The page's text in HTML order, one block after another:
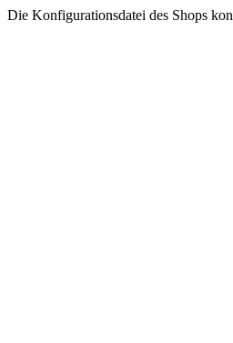
Die Konfigurationsdatei des Shops